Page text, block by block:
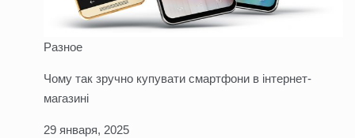
Разное
Чому так зручно купувати смартфони в інтернет-
магазині
29 января, 2025